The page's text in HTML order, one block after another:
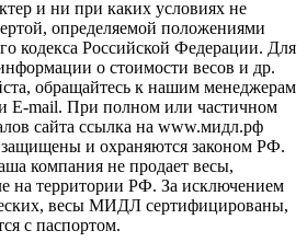
и ни при каких условиях не
определяемой положениями
кодекса Российской Федерации. Для
о стоимости весов и др.
обращайтесь к нашим менеджерам
mail. При полном или частичном
сайта ссылка на www.мидл.рф
защищены и охраняются законом РФ.
компания не продает весы,
на территории РФ. За исключением
весы МИДЛ сертифицированы,
с паспортом.